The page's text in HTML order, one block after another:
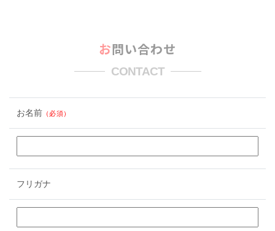
お問い合わせ
CONTACT
お名前 （必須）
フリガナ